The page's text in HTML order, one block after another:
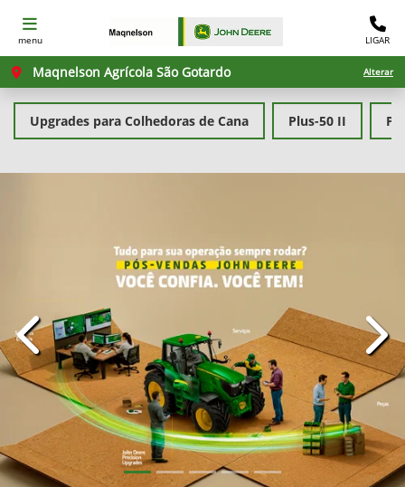
menu LIGAR
Maqnelson Agrícola São Gotardo Alterar
Upgrades para Colhedoras de Cana Plus-50 II
templates.template-